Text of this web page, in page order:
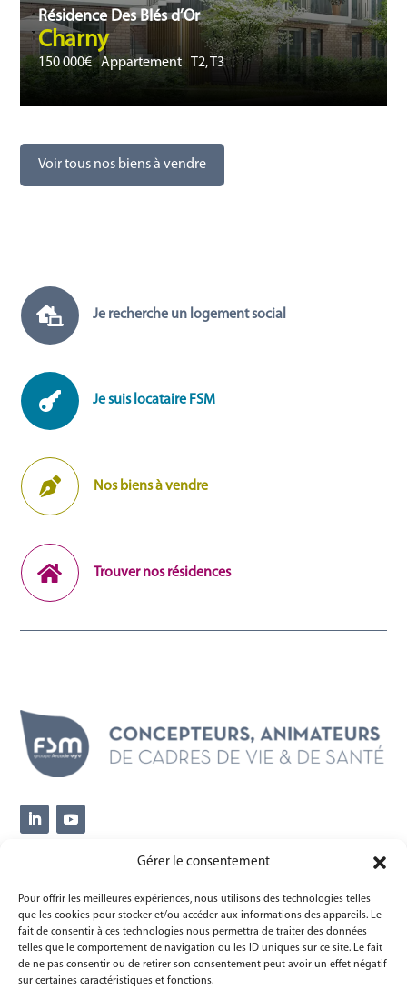
Gérer le consentement
Pour offrir les meilleures expériences, nous utilisons des technologies telles
que les cookies pour stocker et/ou accéder aux informations des appareils. Le
fait de consentir à ces technologies nous permettra de traiter des données
telles que le comportement de navigation ou les ID uniques sur ce site. Le fait
de ne pas consentir ou de retirer son consentement peut avoir un effet négatif
sur certaines caractéristiques et fonctions.
Résidence Des Blés d’Or
Charny
150 000€ Appartement T2, T3
Voir tous nos biens à vendre
 Je recherche un logement social
 Je suis locataire FSM
 Nos biens à vendre
 Trouver nos résidences
14, avenue Thiers
77000 Melun
Informations